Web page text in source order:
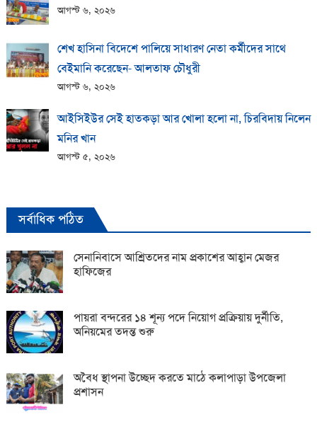
আগস্ট ৬, ২০২৬
শেখ হাসিনা বিদেশে পালিয়ে সাধারণ নেতা কর্মীদের সাথে
বেইমানি করেছেন- আলতাফ চৌধুরী
আগস্ট ৬, ২০২৬
আইসিইউর সেই হাতকড়া আর খোলা হলো না, চিরবিদায় নিলেন
মনির খান
আগস্ট ৫, ২০২৬
সর্বাধিক পঠিত
সেনানিবাসে আশ্রিতদের নাম প্রকাশের আহ্বান মেজর
হাফিজের
পায়রা বন্দরের ১৪ শূন্য পদে নিয়োগ প্রক্রিয়ায় দুর্নীতি,
অনিয়মের তদন্ত শুরু
অবৈধ স্থাপনা উচ্ছেদ করতে মাঠে কলাপাড়া উপজেলা
প্রশাসন